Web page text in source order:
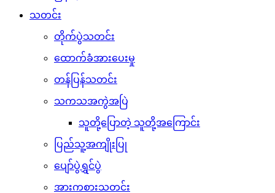
သတင်း
တိုက်ပွဲသတင်း
ထောက်ခံအားပေးမှု
တန်ပြန်သတင်း
သကသအကွဲအပြဲ
သူတို့ပြောတဲ့ သူတို့အကြောင်း
ပြည်သူ့အကျိုးပြု
ပျော်ပွဲရွှင်ပွဲ
အားကစားသတင်း